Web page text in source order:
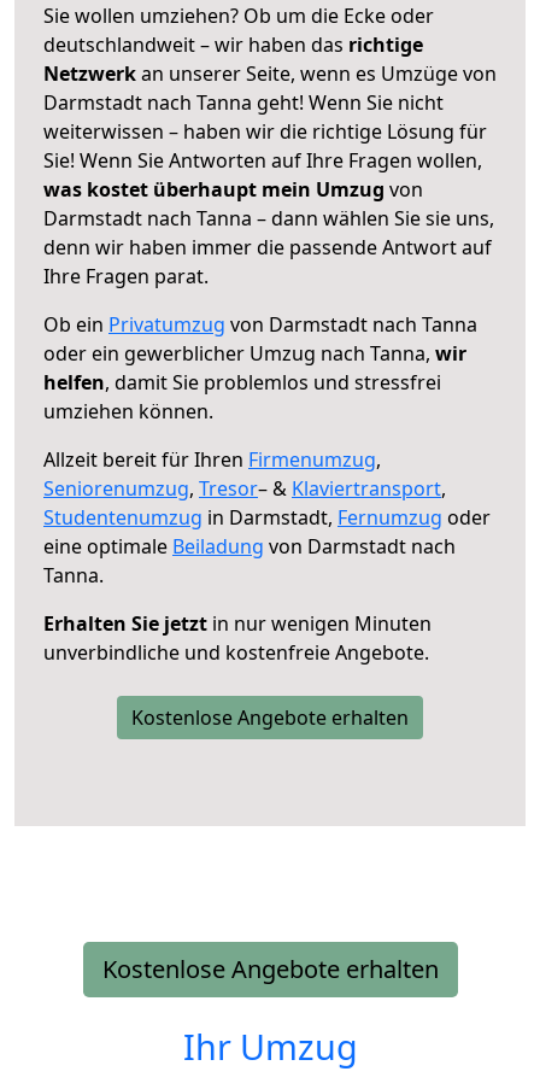
Sie wollen umziehen? Ob um die Ecke oder
deutschlandweit – wir haben das richtige
Netzwerkan unserer Seite, wenn es Umzüge von
Darmstadt nach Tanna geht! Wenn Sie nicht
weiterwissen – haben wir die richtige Lösung für
Sie! Wenn Sie Antworten auf Ihre Fragen wollen,
was kostet überhaupt mein Umzug von
Darmstadt nach Tanna – dann wählen Sie sie uns,
denn wir haben immer die passende Antwort auf
Ihre Fragen parat.
Ob ein Privatumzug von Darmstadt nach Tanna
oder ein gewerblicher Umzug nach Tanna, wir
helfen, damit Sie problemlos und stressfrei
umziehen können.
Allzeit bereit für Ihren Firmenumzug,
Seniorenumzug, Tresor– & Klaviertransport,
Studentenumzug in Darmstadt, Fernumzug oder
eine optimale Beiladung von Darmstadt nach
Tanna.
Erhalten Sie jetzt in nur wenigen Minuten
unverbindliche und kostenfreie Angebote.
Kostenlose Angebote erhalten
Kostenlose Angebote erhalten
Ihr Umzug